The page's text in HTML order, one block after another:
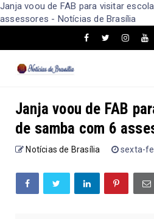
Janja voou de FAB para visitar
assessores - Notícias de Brasília
Janja voou de FAB
de samba com 6
Notícias de Brasília sexta-